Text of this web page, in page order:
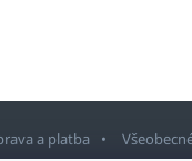
a platba